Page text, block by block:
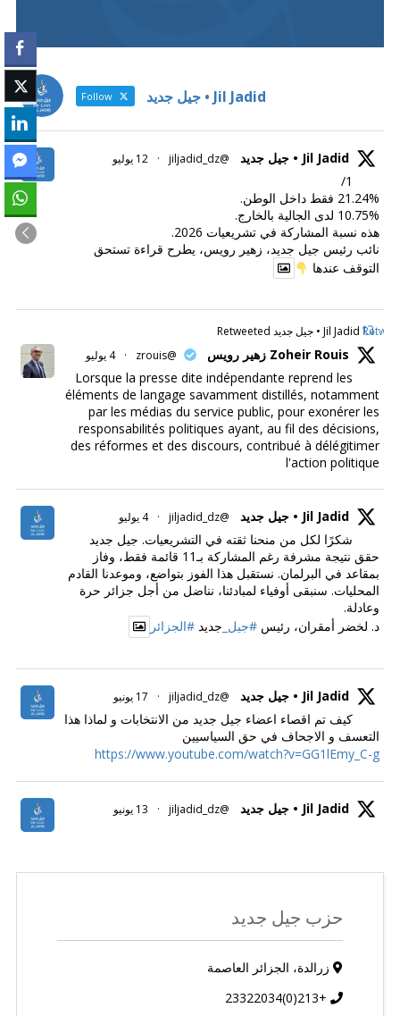
Jil Jadid • جيل جديد Follow
Jil Jadid • جيل جديد @jiljadid_dz
· 12 يوليو
1/
21.24% فقط داخل الوطن.
10.75% لدى الجالية بالخارج.
هذه نسبة المشاركة في تشريعيات 2026.
نائب رئيس جيل جديد، زهير رويس، يطرح قراءة تستحق
التوقف عندها
Jil Jadid • جيل جديد Retweeted
Zoheir Rouis زهير رويس @zrouis
· 4 يوليو
Lorsque la presse dite indépendante reprend les
éléments de langage savamment distillés, notamment
par les médias du service public, pour exonérer les
responsabilités politiques ayant, au fil des décisions,
des réformes et des discours, contribué à délégitimer
l'action politique
Jil Jadid • جيل جديد @jiljadid_dz
· 4 يوليو
شكرًا لكل من منحنا ثقته في التشريعيات. جيل جديد
حقق نتيجة مشرفة رغم المشاركة بـ11 قائمة فقط، وفاز
بمقاعد في البرلمان. نستقبل هذا الفوز بتواضع، وموعدنا القادم
المحليات. سنبقى أوفياء لمبادئنا، نناضل من أجل جزائر حرة
وعادلة.
د. لخضر أمقران، رئيس #جيل_ جديد #الجزائر
Jil Jadid • جيل جديد @jiljadid_dz
· 17 يونيو
كيف تم اقصاء اعضاء جيل جديد من الانتخابات و لماذا هذا
التعسف و الاجحاف في حق السياسيين
https://www.youtube.com/watch?v=GG1lEmy_C-g
Jil Jadid • جيل جديد @jiljadid_dz
· 13 يونيو
حزب جيل جديد
زرالدة، الجزائر العاصمة
+213(0)23322034